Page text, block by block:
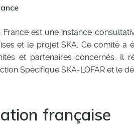
France est une instance
et le projet SKA. Ce comité
et partenaires concernés.
Spécifique SKA-LOFAR et le
française